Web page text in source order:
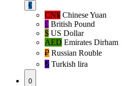
€
CN¥ Chinese Yuan
£ British Pound
$ US Dollar
AED Emirates Dirham
₽‎ Russian Rouble
₺‎ Turkish lira
0